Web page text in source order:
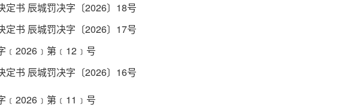
定书 辰城罚决字〔2026〕18号
定书 辰城罚决字〔2026〕17号
﹝2026﹞第﹝12﹞号
定书 辰城罚决字〔2026〕16号
﹝2026﹞第﹝11﹞号